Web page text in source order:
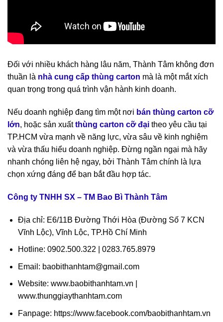
Đối với nhiều khách hàng lâu năm, Thành Tâm không đơn
thuần là nhà cung cấp thùng carton mà là một mắt xích
quan trọng trong quá trình vận hành kinh doanh.
Nếu doanh nghiệp đang tìm một nơi bán thùng carton cỡ
lớn, hoặc sản xuấtthùng carton cỡ đại theo yêu cầu tại
TP.HCM vừa mạnh về năng lực, vừa sâu về kinh nghiệm
và vừa thấu hiểu doanh nghiệp. Đừng ngần ngại mà hãy
nhanh chóng liên hệ ngay, bởi Thành Tâm chính là lựa
chọn xứng đáng để bạn bắt đầu hợp tác.
Công ty TNHH SX – TM Bao Bì Thành Tâm
Địa chỉ: E6/11B Đường Thới Hòa (Đường Số 7 KCN
Vĩnh Lộc), Vĩnh Lộc, TP.Hồ Chí Minh
Hotline: 0902.500.322 | 0283.765.8979
Email: baobithanhtam@gmail.com
Website: www.baobithanhtam.vn |
www.thunggiaythanhtam.com
Fanpage: https://www.facebook.com/baobithanhtam.vn